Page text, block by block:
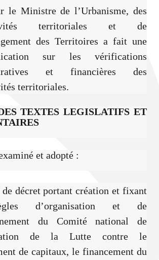
le Ministre de l’Urbanisme, des
territoriales et de
des Territoires a fait une
sur les vérifications
et financières des
territoriales.
TEXTES LEGISLATIFS ET
et adopté :
décret portant création et fixant
d’organisation et de
du Comité national de
de la Lutte contre le
de capitaux, le financement du